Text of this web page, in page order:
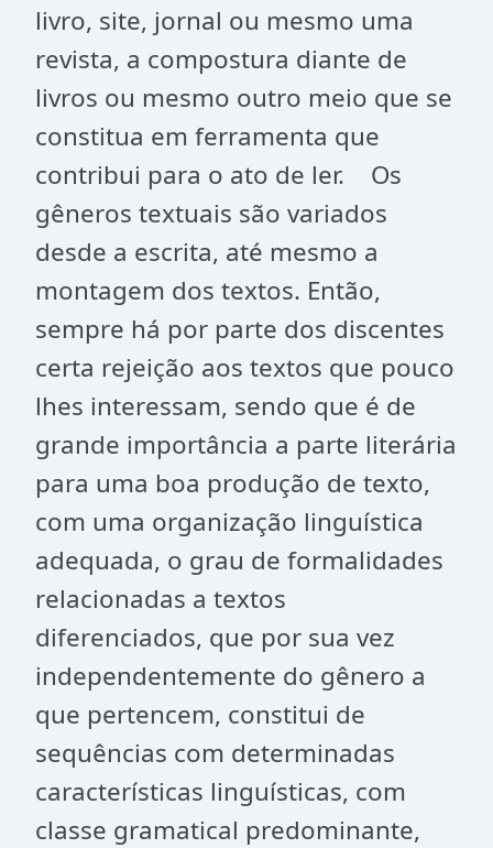
livro, site, jornal ou mesmo uma
revista, a compostura diante de
livros ou mesmo outro meio que se
constitua em ferramenta que
contribui para o ato de ler. Os
gêneros textuais são variados
desde a escrita, até mesmo a
montagem dos textos. Então,
sempre há por parte dos discentes
certa rejeição aos textos que pouco
lhes interessam, sendo que é de
grande importância a parte literária
para uma boa produção de texto,
com uma organização linguística
adequada, o grau de formalidades
relacionadas a textos
diferenciados, que por sua vez
independentemente do gênero a
que pertencem, constitui de
sequências com determinadas
características linguísticas, com
classe gramatical predominante,